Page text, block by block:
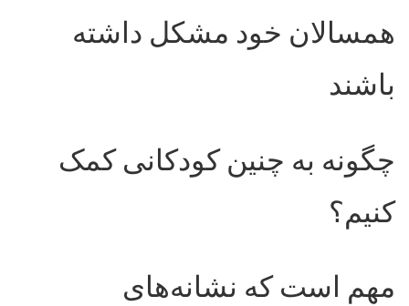
همسالان خود مشکل داشته
باشند
چگونه به چنین کودکانی کمک
کنیم؟
مهم است که نشانه‌های